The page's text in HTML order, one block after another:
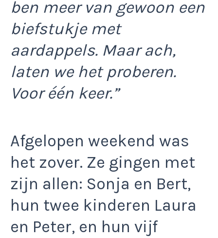
ben meer van gewoon een
biefstukje met
aardappels. Maar ach,
laten we het proberen.
Voor één keer.”
Afgelopen weekend was
het zover. Ze gingen met
zijn allen: Sonja en Bert,
hun twee kinderen Laura
en Peter, en hun vijf